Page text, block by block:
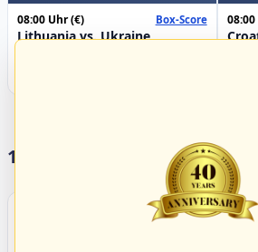
08:00 Uhr(€) Box-Score
Lithuania vs. Ukraine
17 Vereine im S/HBV